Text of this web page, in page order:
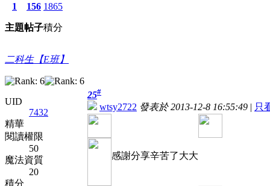
1
主題
156
帖子
1865
積分
二科生【E班】
UID
7432
精華
閱讀權限
50
魔法資質
20
積分
25#
wtsy2722 發表於 2013-12-8 16:55:49 | 只
感謝分享辛苦了大大